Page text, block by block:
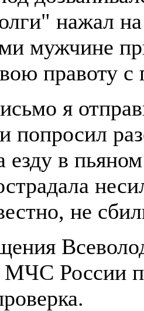
нажал
мужчине
правоту
я
попросил
езду в
не
МЧС России